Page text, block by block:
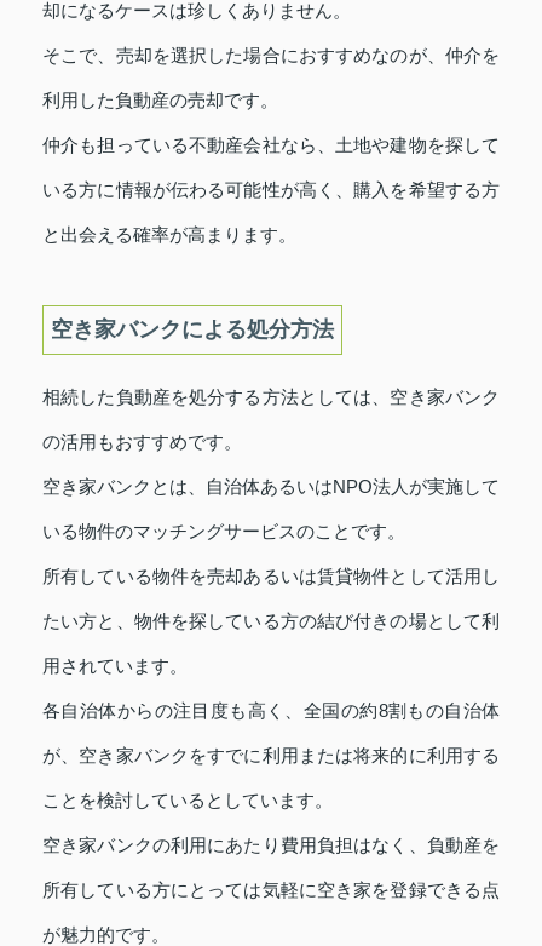
却になるケースは珍しくありません。
そこで、売却を選択した場合におすすめなのが、仲介を
利用した負動産の売却です。
仲介も担っている不動産会社なら、土地や建物を探して
いる方に情報が伝わる可能性が高く、購入を希望する方
と出会える確率が高まります。
空き家バンクによる処分方法
相続した負動産を処分する方法としては、空き家バンク
の活用もおすすめです。
空き家バンクとは、自治体あるいはNPO法人が実施して
いる物件のマッチングサービスのことです。
所有している物件を売却あるいは賃貸物件として活用し
たい方と、物件を探している方の結び付きの場として利
用されています。
各自治体からの注目度も高く、全国の約8割もの自治体
が、空き家バンクをすでに利用または将来的に利用する
ことを検討しているとしています。
空き家バンクの利用にあたり費用負担はなく、負動産を
所有している方にとっては気軽に空き家を登録できる点
が魅力的です。